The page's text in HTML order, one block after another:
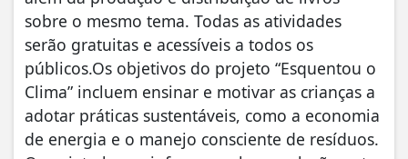
sobre o mesmo tema. Todas as atividades
serão gratuitas e acessíveis a todos os
públicos.Os objetivos do projeto “Esquentou o
Clima” incluem ensinar e motivar as crianças a
adotar práticas sustentáveis, como a economia
de energia e o manejo consciente de resíduos.